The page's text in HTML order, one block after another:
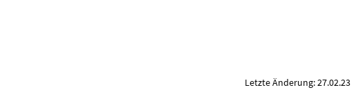
Letzte Änderung: 27.02.23